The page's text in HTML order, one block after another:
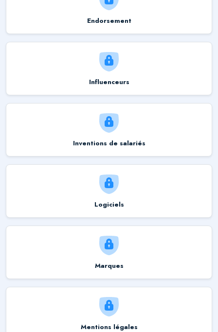
Endorsement
Influenceurs
Inventions de salariés
Logiciels
Marques
Mentions légales